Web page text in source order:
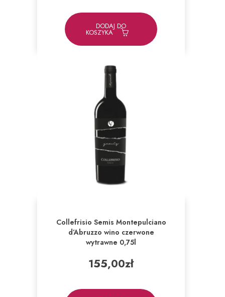
DODAJ DO
KOSZYKA
Collefrisio Semis Montepulciano
d’Abruzzo wino czerwone
wytrawne 0,75l
155,00zł